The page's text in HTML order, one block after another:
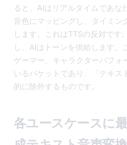
ると、AIはリアルタイムであな
音色にマッピングし、タイミン
します。これはTTSの反対です
し、AIはトーンを供給します。
ゲーマー、キャラクターパフォ
いるバケットであり、「テキス
的に除外するものです。
各ユースケースに